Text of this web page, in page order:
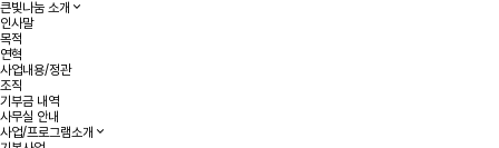
큰빛나눔 소개
인사말
목적
연혁
사업내용/정관
조직
기부금 내역
사무실 안내
사업/프로그램소개